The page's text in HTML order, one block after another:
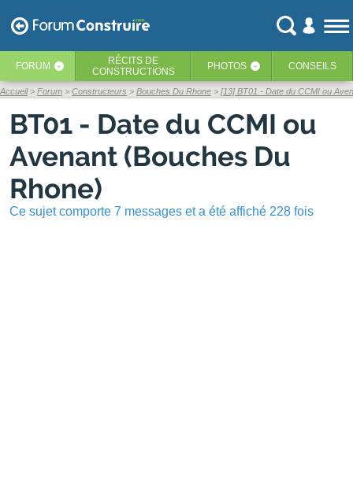
FORUM ‹ RÉCITS DE
CONSTRUCTIONS
PHOTOS ‹ CONSEILS
Accueil Forum Constructeurs Bouches Du Rhone [13] BT01 - Date du CCMI ou
BT01 - Date du CCMI ou
Avenant (Bouches Du
Rhone)
Ce sujet comporte 7 messages et a été affiché 228 fois